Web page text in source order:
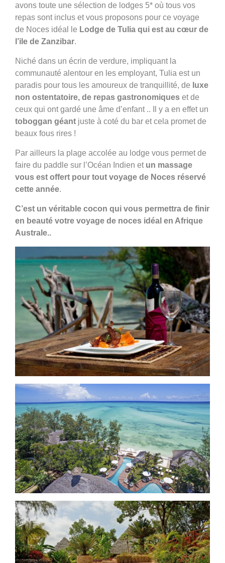
avons toute une sélection de lodges 5* où tous vos
repas sont inclus et vous proposons pour ce voyage
de Noces idéal le Lodge de Tulia qui est au cœur de
l’ile de Zanzibar.
Niché dans un écrin de verdure, impliquant la
communauté alentour en les employant, Tulia est un
paradis pour tous les amoureux de tranquillité, de luxe
non ostentatoire, de repas gastronomiques et de
ceux qui ont gardé une âme d’enfant .. Il y a en effet un
toboggan géant juste à coté du bar et cela promet de
beaux fous rires !
Par ailleurs la plage accolée au lodge vous permet de
faire du paddle sur l’Océan Indien et un massage
vous est offert pour tout voyage de Noces réservé
cette année.
C’est un véritable cocon qui vous permettra de finir
en beauté votre voyage de noces idéal en Afrique
Australe..